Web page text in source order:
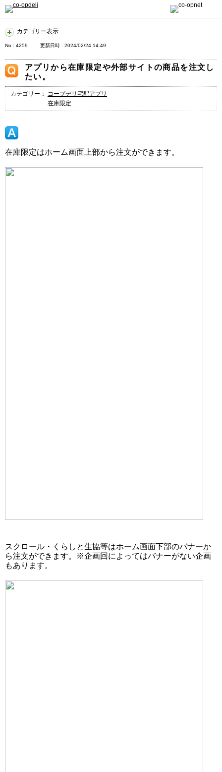
カテゴリー表示
No : 4259 更新日時 : 2024/02/24 14:49
アプリから在庫限定や外部サイトの商品を注文し
たい。
カテゴリー：
コープデリ宅配アプリ
在庫限定
在庫限定はホーム画面上部から注文ができます。
スクロール・くらしと生協等はホーム画面下部のバナーか
ら注文ができます。※企画回によってはバナーがない企画
もあります。